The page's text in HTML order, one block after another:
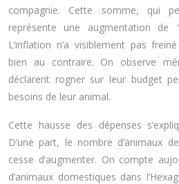
compagnie. Cette somme, qui
représente une augmentation
L’inflation n’a visiblement pas
bien au contraire. On observe
déclarent rogner sur leur budget
besoins de leur animal.
Cette hausse des dépenses
D’une part, le nombre d’animaux
cesse d’augmenter. On compte
d’animaux domestiques dans